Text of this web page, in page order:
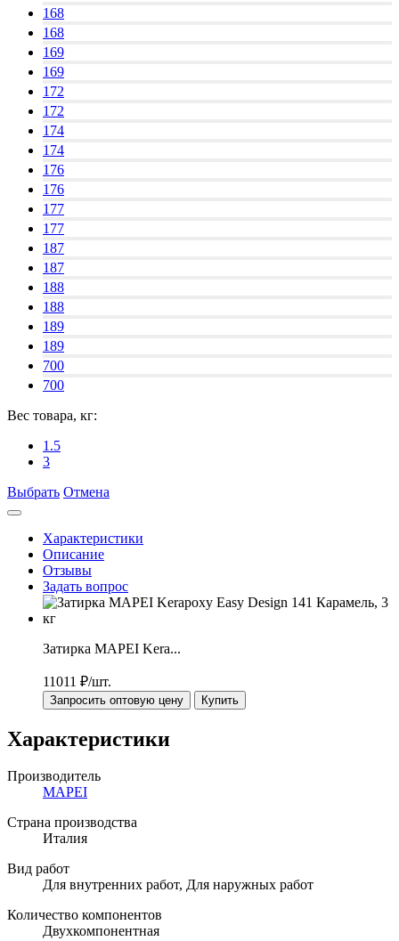
168
168
169
169
172
172
174
174
176
176
177
177
187
187
188
188
189
189
700
700
Вес товара, кг:
1.5
3
Выбрать Отмена
Характеристики
Описание
Отзывы
Задать вопрос
Затирка MAPEI Kera...
11011 ₽/шт.
Запросить оптовую цену Купить
Характеристики
Производитель
MAPEI
Страна производства
Италия
Вид работ
Для внутренних работ, Для наружных работ
Количество компонентов
Двухкомпонентная